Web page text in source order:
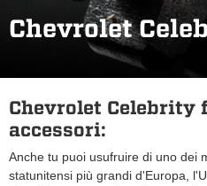
Chevrolet
Chevrolet Celebrity
accessori:
Anche tu puoi usufruire di uno dei
statunitensi più grandi d'Europa,